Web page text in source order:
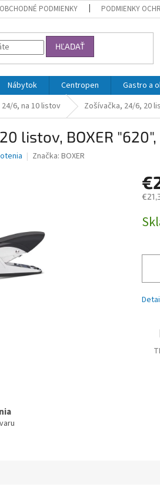
OBCHODNÉ PODMIENKY PODMIENKY
HĽADAŤ
Nábytok Centropen Gastro a
6, na 10 listov Zošívačka, 24/6, 20
listov, BOXER
Značka: BOXER